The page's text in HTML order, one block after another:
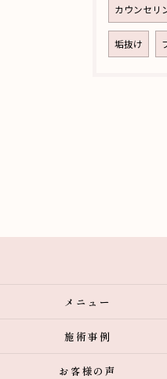
カウンセリ
垢抜け
メニュー
施術事例
お客様の声